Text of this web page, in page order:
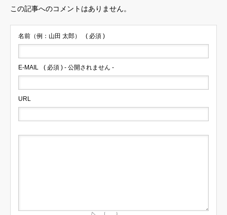
この記事へのコメントはありません。
名前（例：山田 太郎） ( 必須 )
E-MAIL ( 必須 ) - 公開されません -
URL